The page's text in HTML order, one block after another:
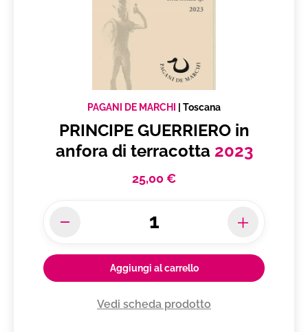
PAGANI DE MARCHI Toscana
PRINCIPE GUERRIERO in
anfora di terracotta 2023
25,00 €
Aggiungi al carrello
Vedi scheda prodotto